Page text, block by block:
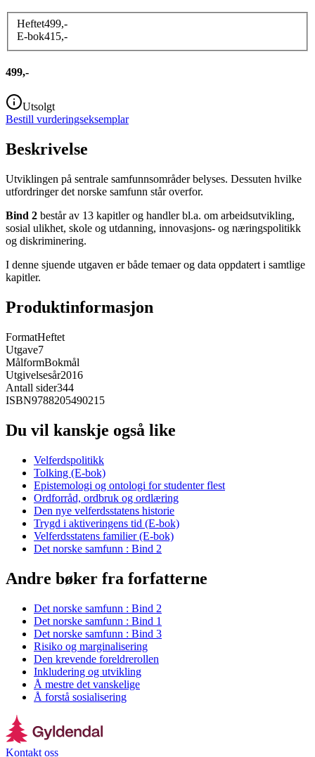
Heftet499,-
E-bok415,-
499,-
Utsolgt
Bestill vurderingseksemplar
Beskrivelse
Utviklingen på sentrale samfunnsområder belyses. Dessuten hvilke
utfordringer det norske samfunn står overfor.
Bind 2 består av 13 kapitler og handler bl.a. om arbeidsutvikling,
sosial ulikhet, skole og utdanning, innovasjons- og næringspolitikk
og diskriminering.
I denne sjuende utgaven er både temaer og data oppdatert i samtlige
kapitler.
Produktinformasjon
FormatHeftet
Utgave7
MålformBokmål
Utgivelsesår2016
Antall sider344
ISBN9788205490215
Du vil kanskje også like
Velferdspolitikk
Tolking (E-bok)
Epistemologi og ontologi for studenter flest
Ordforråd, ordbruk og ordlæring
Den nye velferdsstatens historie
Trygd i aktiveringens tid (E-bok)
Velferdsstatens familier (E-bok)
Det norske samfunn : Bind 2
Andre bøker fra forfatterne
Det norske samfunn : Bind 2
Det norske samfunn : Bind 1
Det norske samfunn : Bind 3
Risiko og marginalisering
Den krevende foreldrerollen
Inkludering og utvikling
Å mestre det vanskelige
Å forstå sosialisering
Kontakt oss